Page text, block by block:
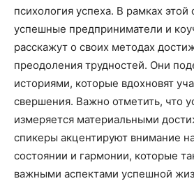
психология успеха. В рамках этой
успешные предприниматели и
расскажут о своих методах
преодоления трудностей. Они
историями, которые вдохновят
свершения. Важно отметить, что
измеряется материальными
спикеры акцентируют внимание
состоянии и гармонии, которые
важными аспектами успешной